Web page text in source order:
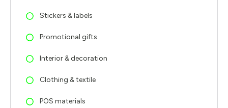
Stickers & labels
Promotional gifts
Interior & decoration
Clothing & textile
POS materials